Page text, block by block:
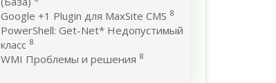
Google +1 Plugin для MaxSite CMS 8
PowerShell: Get-Net* Недопустимый
класс 8
WMI Проблемы и решения 8